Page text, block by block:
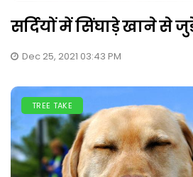
सर्दियों में सिंघाड़े खाने से
Dec 25, 2021 03:43 PM
TREE TAKE